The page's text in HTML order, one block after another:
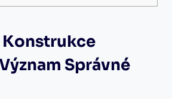
Konstrukce
Správné